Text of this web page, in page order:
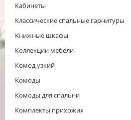
Кабинеты
Классические спальные гарнитуры
Книжные шкафы
Коллекции мебели
Комод узкий
Комоды
Комоды для спальни
Комплекты прихожих